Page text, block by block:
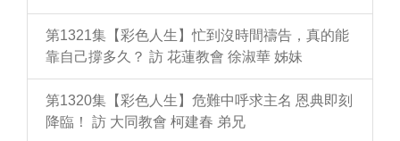
第1321集【彩色人生】忙到沒時間禱告，真的能
靠自己撐多久？ 訪 花蓮教會 徐淑華 姊妹
第1320集【彩色人生】危難中呼求主名 恩典即刻
降臨！ 訪 大同教會 柯建春 弟兄